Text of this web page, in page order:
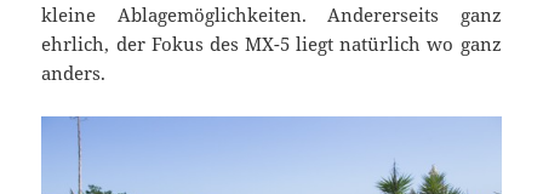
kleine Ablagemöglichkeiten. Andererseits ganz
ehrlich, der Fokus des MX-5 liegt natürlich wo ganz
anders.